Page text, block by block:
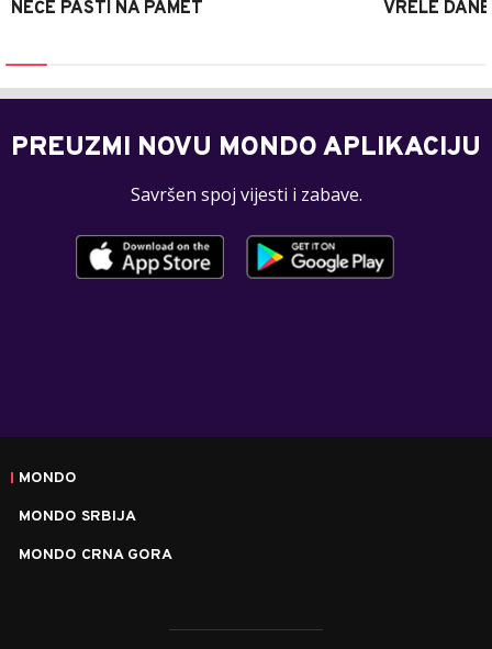
NEĆE PASTI NA PAMET
VRELE DANE
PREUZMI NOVU MONDO APLIKACIJU
Savršen spoj vijesti i zabave.
MONDO
MONDO SRBIJA
MONDO CRNA GORA